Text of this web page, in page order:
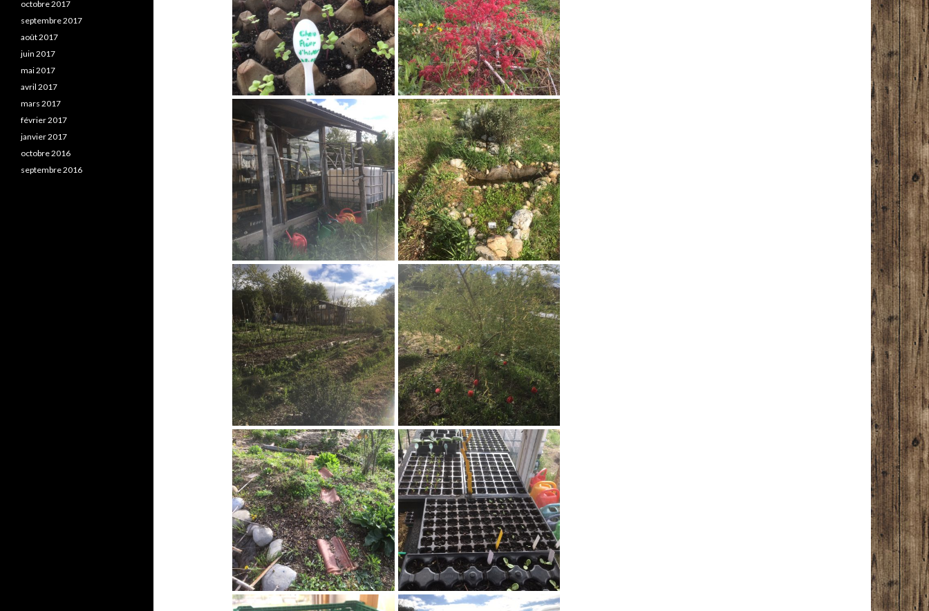
octobre 2017
septembre 2017
août 2017
juin 2017
mai 2017
avril 2017
mars 2017
février 2017
janvier 2017
octobre 2016
septembre 2016